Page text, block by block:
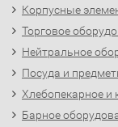
Корпусные
Торговое
Нейтральное
Посуда и
Хлебопекарное и
Барное